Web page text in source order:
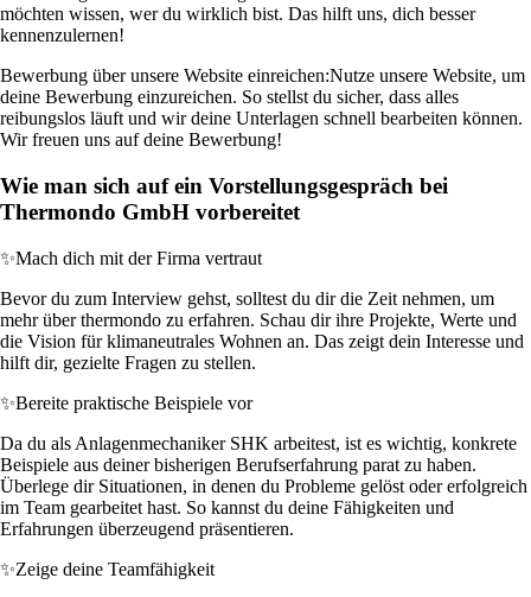
möchten wissen, wer du wirklich bist. Das hilft uns, dich besser
kennenzulernen!
Bewerbung über unsere Website einreichen:Nutze unsere Website, um
deine Bewerbung einzureichen. So stellst du sicher, dass alles
reibungslos läuft und wir deine Unterlagen schnell bearbeiten können.
Wir freuen uns auf deine Bewerbung!
Wie man sich auf ein Vorstellungsgespräch bei
Thermondo GmbH vorbereitet
✨Mach dich mit der Firma vertraut
Bevor du zum Interview gehst, solltest du dir die Zeit nehmen, um
mehr über thermondo zu erfahren. Schau dir ihre Projekte, Werte und
die Vision für klimaneutrales Wohnen an. Das zeigt dein Interesse und
hilft dir, gezielte Fragen zu stellen.
✨Bereite praktische Beispiele vor
Da du als Anlagenmechaniker SHK arbeitest, ist es wichtig, konkrete
Beispiele aus deiner bisherigen Berufserfahrung parat zu haben.
Überlege dir Situationen, in denen du Probleme gelöst oder erfolgreich
im Team gearbeitet hast. So kannst du deine Fähigkeiten und
Erfahrungen überzeugend präsentieren.
✨Zeige deine Teamfähigkeit